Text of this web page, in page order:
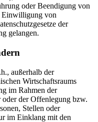
oder Beendigung von
Einwilligung von
der
gelangen.
außerhalb der
Wirtschaftsraums
im Rahmen der
der Offenlegung bzw.
Stellen oder
im Einklang mit den